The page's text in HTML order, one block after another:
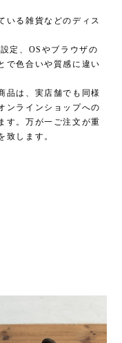
いる雑貨などのディス
定、OSやブラウザの
で色合いや質感に違い
品は、実店舗でも同様
ンラインショップへの
す。万が一ご注文が重
致します。